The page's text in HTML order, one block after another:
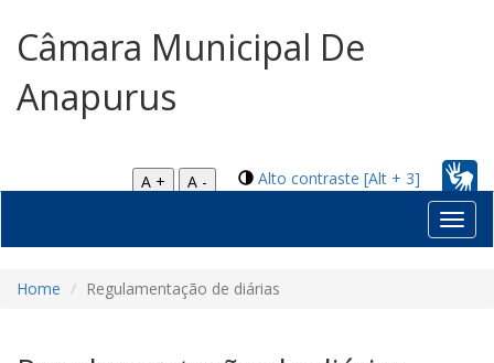
Câmara Municipal De
Anapurus
Alto contraste [Alt + 3]
A +
A -
Home Regulamentação de diárias